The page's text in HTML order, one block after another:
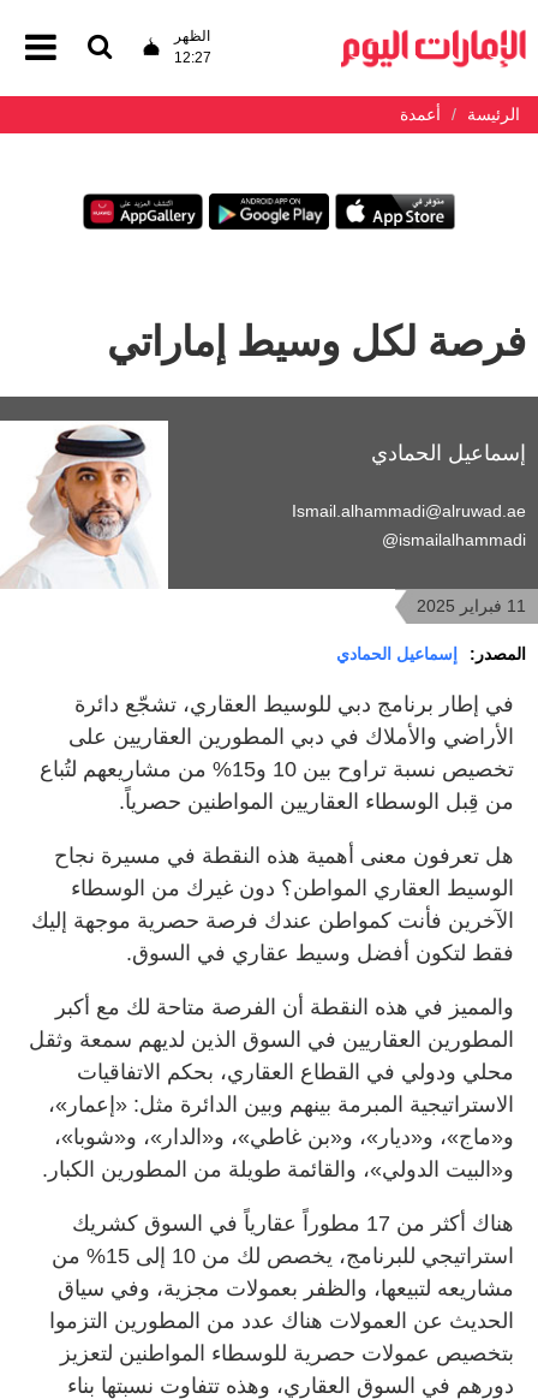
الظهر
12:27
الرئيسة أعمدة
فرصة لكل وسيط إماراتي
إسماعيل الحمادي
Ismail.alhammadi@alruwad.ae
ismailalhammadi@
11 فبراير 2025
المصدر: إسماعيل الحمادي
في إطار برنامج دبي للوسيط العقاري، تشجّع دائرة
الأراضي والأملاك في دبي المطورين العقاريين على
تخصيص نسبة تراوح بين 10 و15% من مشاريعهم لتُباع
من قِبل الوسطاء العقاريين المواطنين حصرياً.
هل تعرفون معنى أهمية هذه النقطة في مسيرة نجاح
الوسيط العقاري المواطن؟ دون غيرك من الوسطاء
الآخرين فأنت كمواطن عندك فرصة حصرية موجهة إليك
فقط لتكون أفضل وسيط عقاري في السوق.
والمميز في هذه النقطة أن الفرصة متاحة لك مع أكبر
المطورين العقاريين في السوق الذين لديهم سمعة وثقل
محلي ودولي في القطاع العقاري، بحكم الاتفاقيات
الاستراتيجية المبرمة بينهم وبين الدائرة مثل: «إعمار»،
و«ماج»، و«ديار»، و«بن غاطي»، و«الدار»، و«شوبا»،
و«البيت الدولي»، والقائمة طويلة من المطورين الكبار.
هناك أكثر من 17 مطوراً عقارياً في السوق كشريك
استراتيجي للبرنامج، يخصص لك من 10 إلى 15% من
مشاريعه لتبيعها، والظفر بعمولات مجزية، وفي سياق
الحديث عن العمولات هناك عدد من المطورين التزموا
بتخصيص عمولات حصرية للوسطاء المواطنين لتعزيز
دورهم في السوق العقاري، وهذه تتفاوت نسبتها بناء